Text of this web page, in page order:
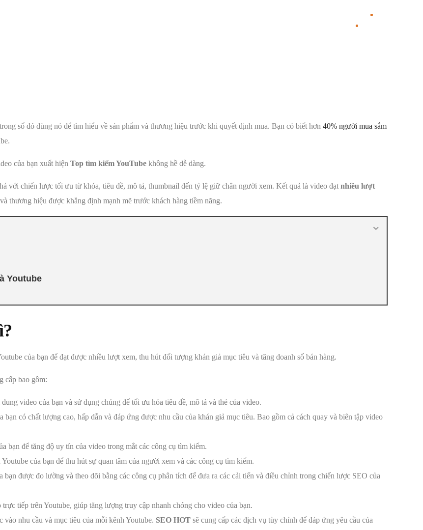
số đó dùng nó để tìm hiểu về sản phẩm và thương hiệu trước khi quyết định mua. Bạn có biết hơn 40% người mua sắm
của bạn xuất hiện Top tìm kiếm YouTube không hề dễ dàng.
với chiến lược tối ưu từ khóa, tiêu đề, mô tả, thumbnail đến tỷ lệ giữ chân người xem. Kết quả là video đạt nhiều lượt
thương hiệu được khẳng định mạnh mẽ trước khách hàng tiềm năng.
Youtube
của bạn để đạt được nhiều lượt xem, thu hút đối tượng khán giả mục tiêu và tăng doanh số bán hàng.
cấp bao gồm:
video của bạn và sử dụng chúng để tối ưu hóa tiêu đề, mô tả và thẻ của video.
bạn có chất lượng cao, hấp dẫn và đáp ứng được nhu cầu của khán giả mục tiêu. Bao gồm cả cách quay và biên tập video
bạn để tăng độ uy tín của video trong mắt các công cụ tìm kiếm.
của bạn để thu hút sự quan tâm của người xem và các công cụ tìm kiếm.
bạn được đo lường và theo dõi bằng các công cụ phân tích để đưa ra các cải tiến và điều chỉnh trong chiến lược SEO của
tiếp trên Youtube, giúp tăng lượng truy cập nhanh chóng cho video của bạn.
vào nhu cầu và mục tiêu của mỗi kênh Youtube. SEO HOT sẽ cung cấp các dịch vụ tùy chỉnh để đáp ứng yêu cầu của